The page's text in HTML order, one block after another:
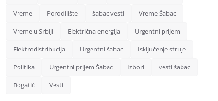
Vreme Porodilište šabac vesti Vreme Šabac
Vreme u Srbiji Električna energija Urgentni prijem
Elektrodistribucija Urgentni šabac Isključenje struje
Politika Urgentni prijem Šabac Izbori vesti šabac
Bogatić Vesti